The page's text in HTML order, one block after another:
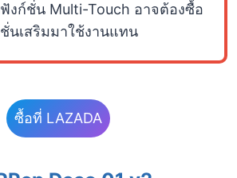
งก์ชั่น Multi-Touch อาจต้องซื้อ
นเสริมมาใช้งานแทน
ซื้อที่ LAZADA